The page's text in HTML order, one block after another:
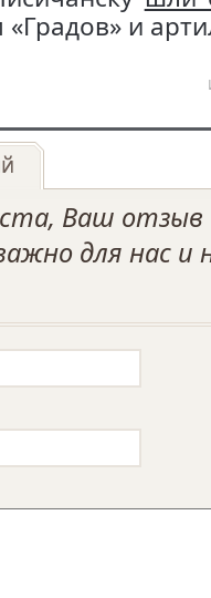
и
Ваш отзыв
для нас и